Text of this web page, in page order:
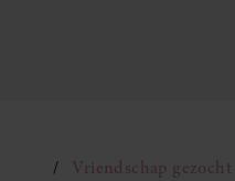
Vriendschap gezocht